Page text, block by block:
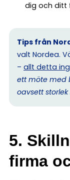
dig och ditt
Tips från
valt Nordea.
– allt detta
ett möte med
oavsett
5.
firma